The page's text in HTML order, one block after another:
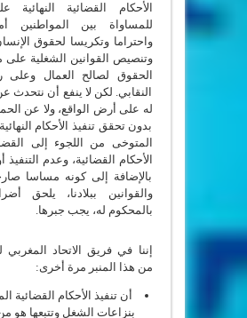
الأحكام القضائية النهائية
للمساواة بين المواطنين
واحتراما وتكريسا لحقوق
وتنصيص القوانين الشغلية
الحقوق لصالح العمال وعلى
النقابي. لكن لا ينفع أن نتحدث
له على أرض الواقع، ولا عن
بدون تحقق تنفيذ الأحكام
المتوخى من اللجوء إلى
الأحكام القضائية، وعدم التنفيذ
بالإضافة إلى كونه مساسا
والقوانين ببلادنا، يلحق
بالمحكوم له، يجب جبرها.
إننا في فريق الاتحاد
من هذا المنبر مرة أخرى:
أن تنفيذ الأحكام القضائية
بنزاعات الشغل وتتبعها هو